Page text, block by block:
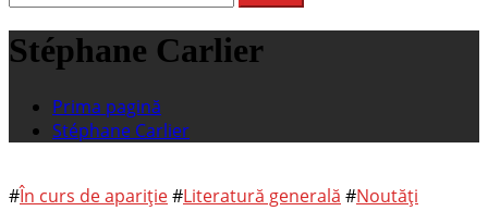
Fostul blog FanSF
după:
Stéphane Carlier
Prima pagină
Stéphane Carlier
#În curs de apariție#Literatură generală #Noutăți